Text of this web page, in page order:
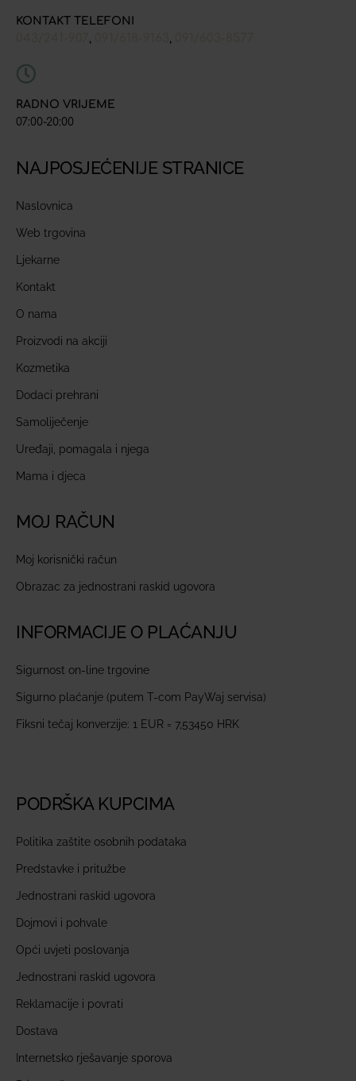
KONTAKT TELEFONI
RADNO VRIJEME
07:00-20:00
NAJPOSJEĆENIJE STRANICE
Naslovnica
Web trgovina
Ljekarne
Kontakt
O nama
Proizvodi na akciji
Kozmetika
Dodaci prehrani
Samoliječenje
Uređaji, pomagala i njega
Mama i djeca
MOJ RAČUN
Moj korisnički račun
Obrazac za jednostrani raskid ugovora
INFORMACIJE O PLAĆANJU
Sigurnost on-line trgovine
Sigurno plaćanje (putem T-com PayWaj servisa)
Fiksni tečaj konverzije: 1 EUR = 7,53450 HRK
PODRŠKA KUPCIMA
Politika zaštite osobnih podataka
Predstavke i pritužbe
Jednostrani raskid ugovora
Dojmovi i pohvale
Opći uvjeti poslovanja
Jednostrani raskid ugovora
Reklamacije i povrati
Dostava
Internetsko rješavanje sporova